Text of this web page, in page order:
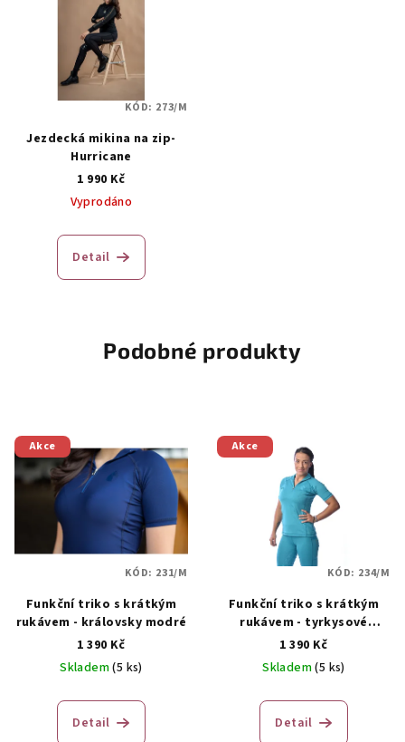
Jezdecká mikina na zip-
Hurricane
1 990 Kč
Vyprodáno
Detail
KÓD: 273/M
Podobné produkty
Akce
Funkční triko s krátkým
rukávem - královsky modré
1 390 Kč
Skladem(5 ks)
Detail
KÓD: 231/M
Akce
Funkční triko s krátkým
rukávem - tyrkysové
LIMITOVANÁ EDICE
1 390 Kč
Skladem(5 ks)
Detail
KÓD: 234/M